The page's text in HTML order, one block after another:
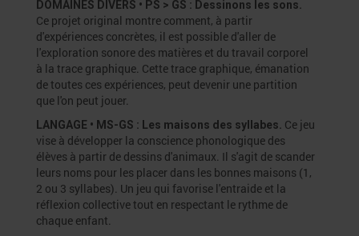
DOMAINES DIVERS • PS > GS : Dessinons les sons.
Ce projet original montre comment, à partir
d'expériences concrètes, il est possible d'aller de
l'exploration sonore des matières et du travail corporel
à la trace graphique. Cette trace graphique, émanation
de toutes ces expériences, peut devenir une partition
que l'on peut jouer.
LANGAGE • MS-GS : Les maisons des syllabes. Ce jeu
vise à développer la conscience phonologique des
élèves à partir de dessins d'animaux. Il s'agit de scander
leurs noms pour les placer dans les bonnes maisons (1,
2 ou 3 syllabes). Un jeu qui favorise l'entraide et la
réflexion collective tout en respectant le rythme de
chaque enfant.